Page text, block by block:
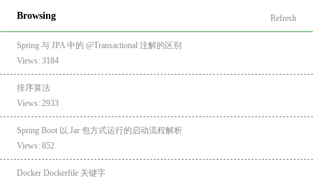
Browsing Refresh
Spring 与 JPA 中的 @Transactional 注解的区别
Views: 3184
排序算法
Views: 2933
Spring Boot 以 Jar 包方式运行的启动流程解析
Views: 852
Docker Dockerfile 关键字